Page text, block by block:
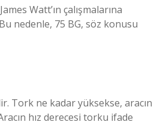
Watt’ın çalışmalarına
nedenle, 75 BG, söz konusu
Tork ne kadar yüksekse, aracın
hız derecesi torku ifade